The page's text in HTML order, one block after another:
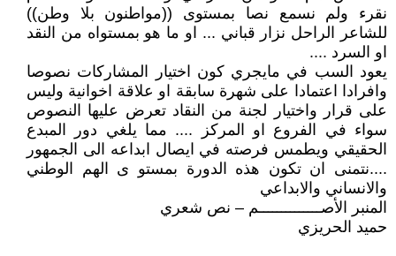
نقرء ولم نسمع نصا بمستوى ((مواطنون بلا وطن))
للشاعر الراحل نزار قباني ... او ما هو بمستواه من النقد
او السرد ....
يعود السب في مايجري كون اختيار المشاركات نصوصا
وافرادا اعتمادا على شهرة سابقة او علاقة اخوانية وليس
على قرار واختيار لجنة من النقاد تعرض عليها النصوص
سواء في الفروع او المركز .... مما يلغي دور المبدع
الحقيقي ويطمس فرصته في ايصال ابداعه الى الجمهور
....نتمنى ان تكون هذه الدورة بمستو ى الهم الوطني
والانساني والابداعي
المنبر الأصــــــــــــــم – نص شعري
حميد الحريزي